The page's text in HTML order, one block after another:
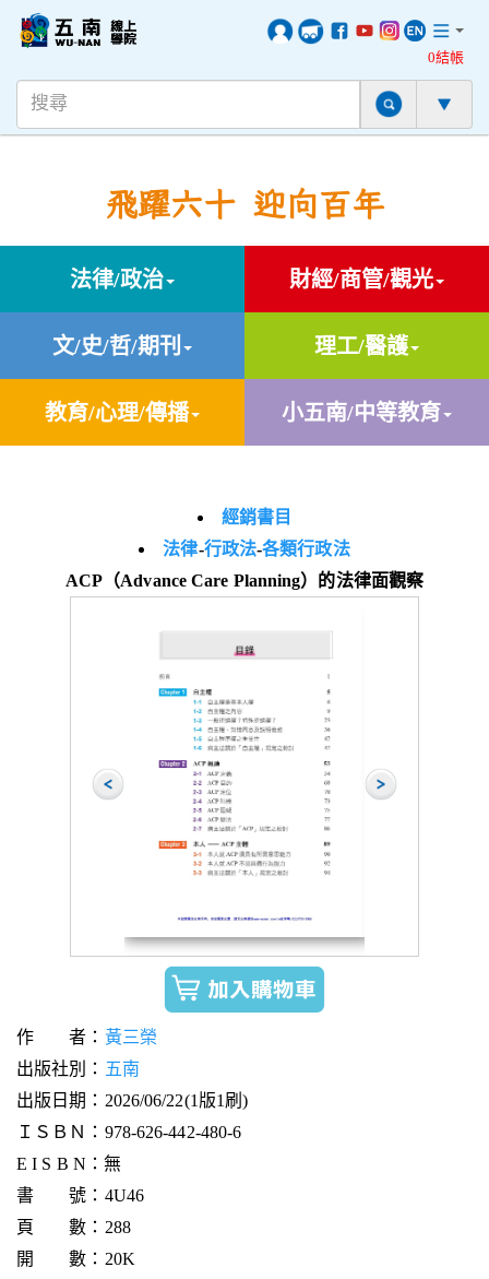
0結帳
飛躍六十 迎向百年
法律/政治 財經/商管/觀光
文/史/哲/期刊 理工/醫護
教育/心理/傳播 小五南/中等教育
經銷書目
法律-行政法-各類行政法
ACP（Advance Care Planning）的法律面觀察
作 者： 黃三榮
出版社別： 五南
出版日期：2026/06/22(1版1刷)
ＩＳＢＮ：978-626-442-480-6
E I S B N：無
書 號：4U46
頁 數：288
開 數：20K